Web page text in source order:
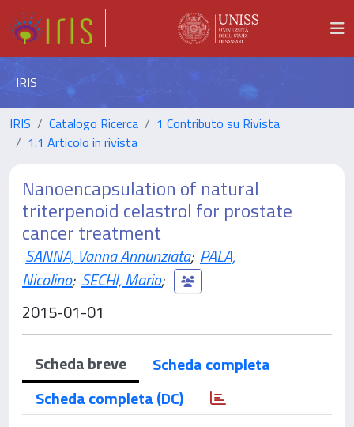
IRIS
IRIS Catalogo Ricerca
1 Contributo su Rivista
1.1 Articolo in rivista
Nanoencapsulation of natural
triterpenoid celastrol for prostate
cancer treatment
SANNA, Vanna Annunziata; PALA,
Nicolino; SECHI, Mario;
2015-01-01
Scheda breve
Scheda completa
Scheda completa (DC)